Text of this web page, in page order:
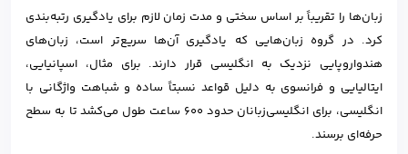
زبان‌ها را تقریباً بر اساس سختی و مدت زمان لازم برای یادگیری رتبه‌بندی
کرد. در گروه زبان‌هایی که یادگیری آن‌ها سریع‌تر است، زبان‌های
هندواروپایی نزدیک به انگلیسی قرار دارند. برای مثال، اسپانیایی،
ایتالیایی و فرانسوی به دلیل قواعد نسبتاً ساده و شباهت واژگانی با
انگلیسی، برای انگلیسی‌زبانان حدود 600 ساعت طول می‌کشد تا به سطح
حرفه‌ای برسند.